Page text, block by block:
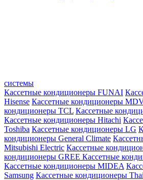
системы
Кассетные кондиционеры FUNAI
Hisense Кассетные кондиционеры
кондиционеры TCL Кассетные
Кассетные кондиционеры Hitachi
Toshiba Кассетные кондиционеры LG
кондиционеры General Climate
Mitsubishi Electric Кассетные
кондиционеры GREE Кассетные
Кассетные кондиционеры MIDEA
Samsung Кассетные кондиционеры